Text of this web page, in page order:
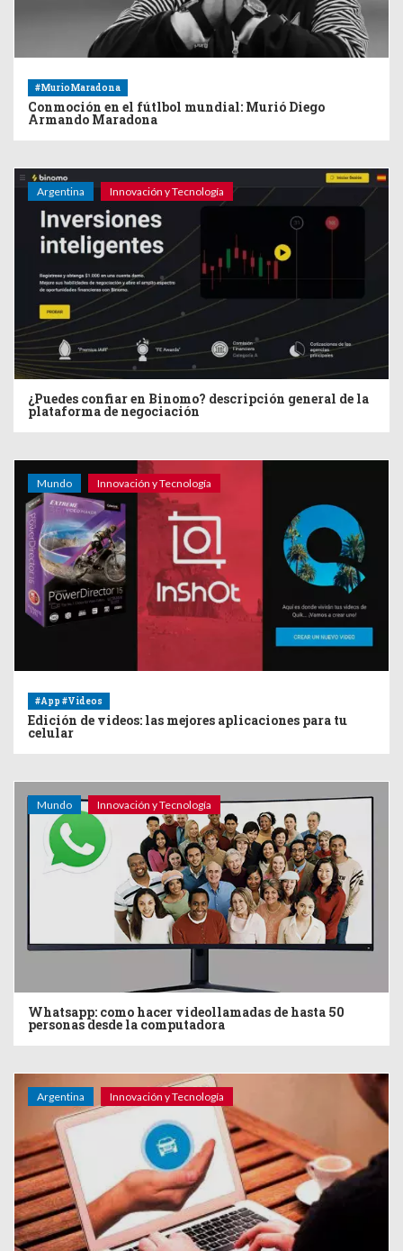
#MurioMaradona
Conmoción en el fútlbol mundial: Murió Diego
Armando Maradona
Argentina Innovación y Tecnología
¿Puedes confiar en Binomo? descripción general de la
plataforma de negociación
Mundo Innovación y Tecnología
#App #Videos
Edición de videos: las mejores aplicaciones para tu
celular
Mundo Innovación y Tecnología
Whatsapp: como hacer videollamadas de hasta 50
personas desde la computadora
Argentina Innovación y Tecnología